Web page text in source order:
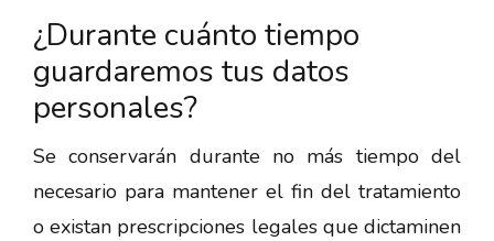
¿Durante cuánto tiempo
guardaremos tus datos
personales?
Se conservarán durante no más tiempo del
necesario para mantener el fin del tratamiento
o existan prescripciones legales que dictaminen